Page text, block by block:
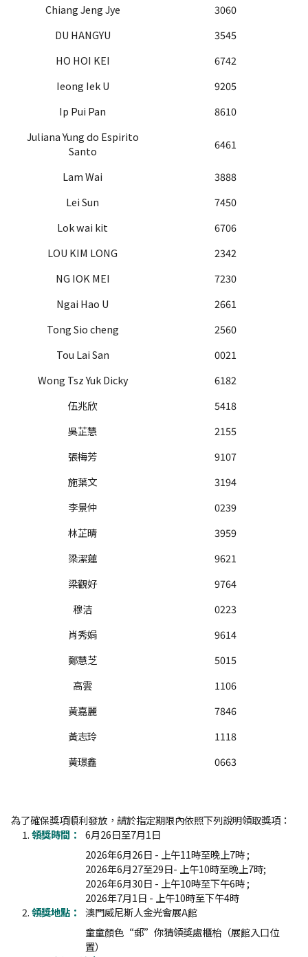
Chiang Jeng Jye
3060
DU HANGYU
3545
HO HOI KEI
6742
Ieong Iek U
9205
Ip Pui Pan
8610
Juliana Yung do Espirito
Santo
6461
Lam Wai
3888
Lei Sun
7450
Lok wai kit
6706
LOU KIM LONG
2342
NG IOK MEI
7230
Ngai Hao U
2661
Tong Sio cheng
2560
Tou Lai San
0021
Wong Tsz Yuk Dicky
6182
伍兆欣
5418
吳芷慧
2155
張梅芳
9107
施葉文
3194
李景仲
0239
林芷晴
3959
梁潔蓮
9621
梁觀好
9764
穆洁
0223
肖秀娟
9614
鄭慧芝
5015
高雲
1106
黃嘉麗
7846
黃志玲
1118
黃璟鑫
0663
為了確保獎項順利發放，請於指定期限內依照下列說明領取獎項：
領獎時間：
6月26日至7月1日
2026年6月26日 - 上午11時至晚上7時 ;
2026年6月27至29日- 上午10時至晚上7時;
2026年6月30日 - 上午10時至下午6時 ;
2026年7月1日 - 上午10時至下午4時
領獎地點：
澳門威尼斯人金光會展A館
童童顏色“郵”你猜領奬處櫃枱（展館入口位
置）